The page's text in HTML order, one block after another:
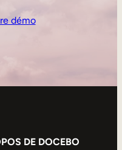
démo
DE DOCEBO